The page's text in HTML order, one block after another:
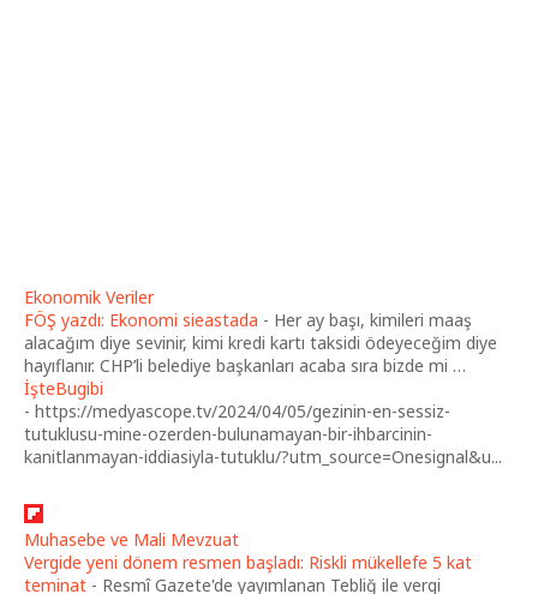
Ekonomik Veriler
FÖŞ yazdı: Ekonomi sieastada - Her ay başı, kimileri maaş
alacağım diye sevinir, kimi kredi kartı taksidi ödeyeceğim diye
hayıflanır. CHP’li belediye başkanları acaba sıra bizde mi …
İşteBugibi
- https://medyascope.tv/2024/04/05/gezinin-en-sessiz-
tutuklusu-mine-ozerden-bulunamayan-bir-ihbarcinin-
kanitlanmayan-iddiasiyla-tutuklu/?utm_source=Onesignal&u...
Muhasebe ve Mali Mevzuat
Vergide yeni dönem resmen başladı: Riskli mükellefe 5 kat
teminat - Resmî Gazete'de yayımlanan Tebliğ ile vergi